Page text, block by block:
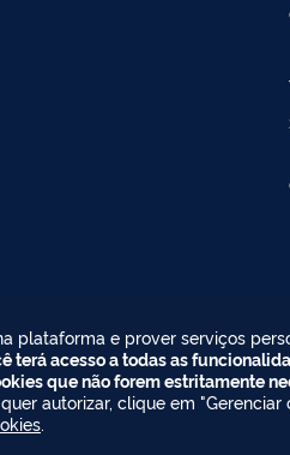
plataforma e prover serviços
terá acesso a todas as
que não forem estritamente
autorizar, clique em "Gerenciar
.